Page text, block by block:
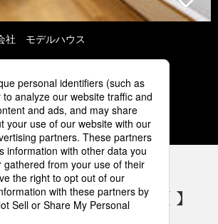
社 モデルハウス
2 3 4 5
クの電気設備 SNSアカウント